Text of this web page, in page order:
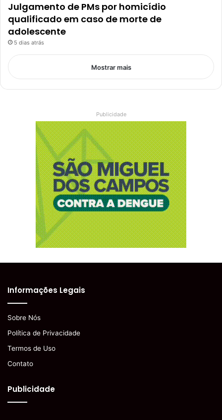
Julgamento de PMs por homicídio
qualificado em caso de morte de
adolescente
5 dias atrás
Mostrar mais
Publicidade
Informações Legais
Sobre Nós
Política de Privacidade
Termos de Uso
Contato
Publicidade